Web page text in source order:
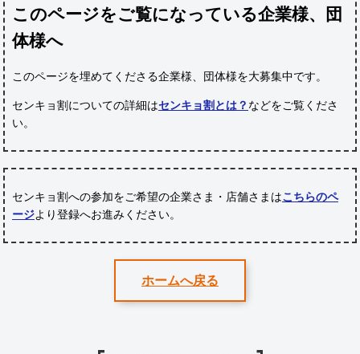
このページをご覧になっている企業様、団
体様へ
このページを埋めてくださる企業様、団体様を大募集中です。
センキョ割についての詳細はセンキョ割とは？ などをご覧くださ
い。
センキョ割への参加をご希望の企業さま・店舗さまはこちらのペ
ージより登録へお進みください。
ホームへ戻る